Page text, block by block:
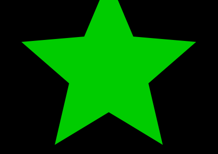
Knockin on Heavens Door